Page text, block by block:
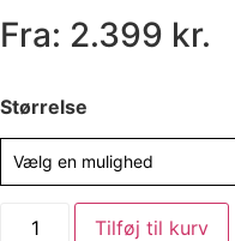
Fra: 2.399 kr.
Størrelse
Vælg en mulighed
Tilføj til kurv